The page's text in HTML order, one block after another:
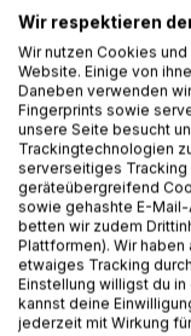
Dann haben wir
Jetzt gibt es den
"Elevator Pitch" für
MLMer!
Alexander Riedl,
hat viele
diesem kleinen
kurze,
erstellen, die
Das sagt er selbst
Wir respektieren
Wir nutzen Cookies
Website. Einige von
Daneben verwenden
Fingerprints sowie
unsere Seite besucht
Trackingtechnologien
serverseitiges
geräteübergreifend
sowie gehashte E-
betten wir zudem
Plattformen). Wir
etwaiges Tracking
Einstellung willigst du
kannst deine
jederzeit mit Wirkung